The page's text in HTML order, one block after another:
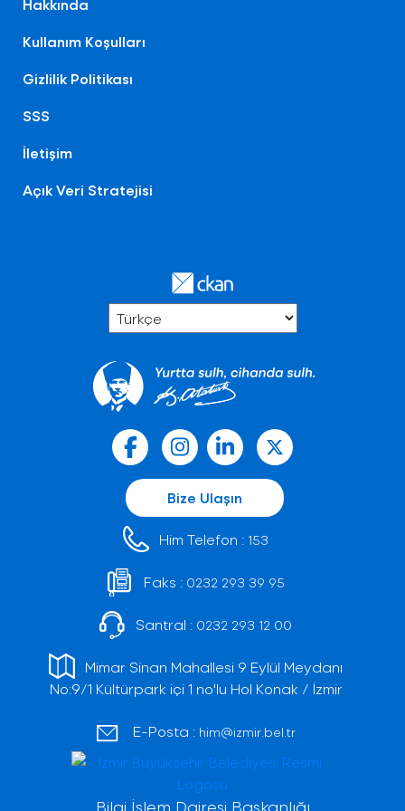
Hakkında
Kullanım Koşulları
Gizlilik Politikası
SSS
İletişim
Açık Veri Stratejisi
Bize Ulaşın
Him Telefon : 153
Faks : 0232 293 39 95
Santral : 0232 293 12 00
Mimar Sinan Mahallesi 9 Eylül Meydanı
No:9/1 Kültürpark içi 1 no'lu Hol Konak / İzmir
E-Posta : him@izmir.bel.tr
Bilgi İşlem Dairesi Başkanlığı